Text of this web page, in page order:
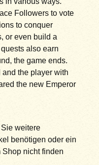
Followers to vote
to conquer
or even build a
also earn
the game ends.
the player with
the new Emperor
weitere
benötigen oder ein
Shop nicht finden